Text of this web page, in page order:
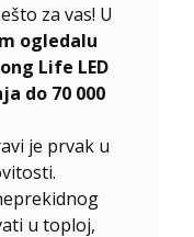
za vas! U
ogledalu
Life LED
do 70 000
je prvak u
u toploj,